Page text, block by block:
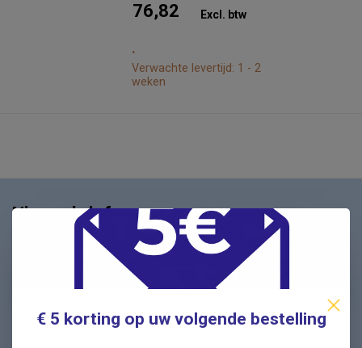
76,82 Excl. btw
.
Verwachte levertijd: 1 - 2
weken
Nieuwsbrief
Schrijf u in voor onze nieuwsbrief en ontvang als eerste
nieuwe aanbiedingen Meld u nu aan ➡️
€ 5 korting op uw volgende bestelling